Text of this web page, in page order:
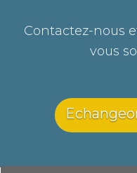
Contactez-nous
vous